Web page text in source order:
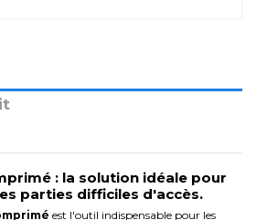
: la solution idéale pour
parties difficiles d'accès.
est l'outil indispensable pour les